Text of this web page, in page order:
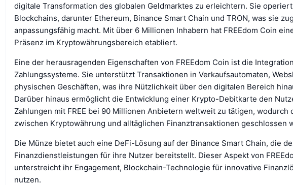
digitale Transformation des globalen Geldmarktes zu erleichtern. Sie
Blockchains, darunter Ethereum, Binance Smart Chain und TRON, was sie
anpassungsfähig macht. Mit über 6 Millionen Inhabern hat FREEdom Coin
Präsenz im Kryptowährungsbereich etabliert.
Eine der herausragenden Eigenschaften von FREEdom Coin ist die
Zahlungssysteme. Sie unterstützt Transaktionen in Verkaufsautomaten,
physischen Geschäften, was ihre Nützlichkeit über den digitalen Bereich
Darüber hinaus ermöglicht die Entwicklung einer Krypto-Debitkarte den
Zahlungen mit FREE bei 90 Millionen Anbietern weltweit zu tätigen, wodurch
zwischen Kryptowährung und alltäglichen Finanztransaktionen geschlossen
Die Münze bietet auch eine DeFi-Lösung auf der Binance Smart Chain, die
Finanzdienstleistungen für ihre Nutzer bereitstellt. Dieser Aspekt von
unterstreicht ihr Engagement, Blockchain-Technologie für innovative
nutzen.